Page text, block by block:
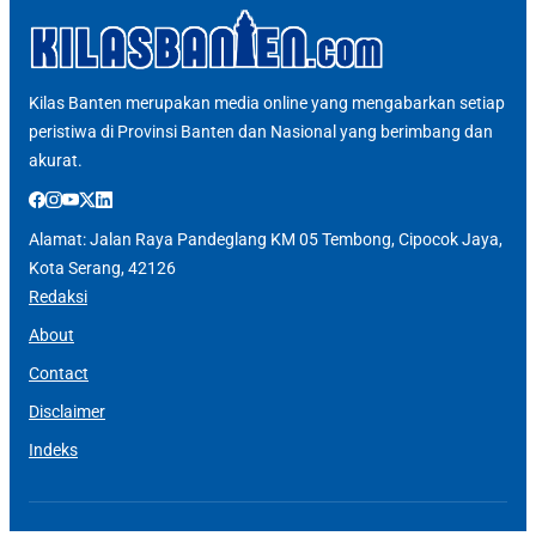
Kilas Banten merupakan media online yang mengabarkan setiap
peristiwa di Provinsi Banten dan Nasional yang berimbang dan
akurat.
Alamat: Jalan Raya Pandeglang KM 05 Tembong, Cipocok Jaya,
Kota Serang, 42126
Redaksi
About
Contact
Disclaimer
Indeks